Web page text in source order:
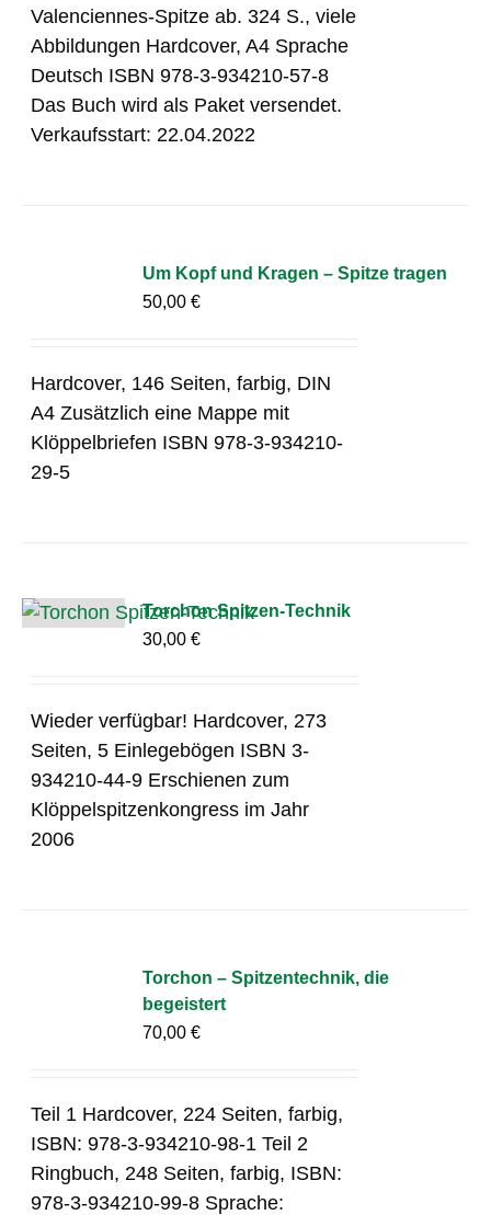
Valenciennes-Spitze ab. 324 S., viele
Abbildungen Hardcover, A4 Sprache
Deutsch ISBN 978-3-934210-57-8
Das Buch wird als Paket versendet.
Verkaufsstart: 22.04.2022
Um Kopf und Kragen – Spitze tragen
50,00€
Hardcover, 146 Seiten, farbig, DIN
A4 Zusätzlich eine Mappe mit
Klöppelbriefen ISBN 978-3-934210-
29-5
Torchon Spitzen-Technik
30,00€
Wieder verfügbar! Hardcover, 273
Seiten, 5 Einlegebögen ISBN 3-
934210-44-9 Erschienen zum
Klöppelspitzenkongress im Jahr
2006
Torchon – Spitzentechnik, die
begeistert
70,00€
Teil 1 Hardcover, 224 Seiten, farbig,
ISBN: 978-3-934210-98-1 Teil 2
Ringbuch, 248 Seiten, farbig, ISBN:
978-3-934210-99-8 Sprache: